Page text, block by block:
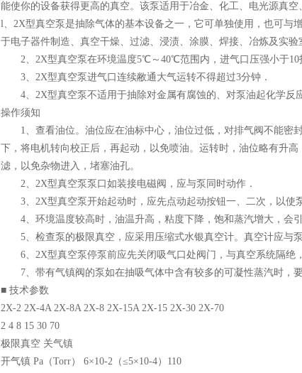
能使你的设备获得更高的真空。该泵适用于冶金、化工、电光源真
l、2X型真空泵是抽除气体的基本设备之一，它可单独使用，也可与
于电子器件制造、真空干燥、过滤、浸渍、涂膜、焊接、冶炼及实验
2、2X型真空泵在环境温度5℃～40℃范围内，进气口压强小于10
3、2X型真空泵进气口连续敝通大气运转不得超过3分钟．
4、2X型真空泵不适用于抽除对金属有腐蚀的、对泵油起化学反
操作须知
1、查看油位。油位应在油标中心，油位过低，对排气阀不能密
下，将电机转向校正后，再起动，以免喷油。运转时，油位略有升
滤，以免杂物进入，堵塞油孔。
2、2X型真空泵泵口如装接电磁阀，应与泵同时动作．
3、2X型真空泵开始起动时，应先点动起动按钮一、二次，以使
4、环境温度较高时，油温升高，粘度下降，饱和蒸汽增大，会引
5、检查泵的极限真空，应采用压缩式水银真空计。真空计应与泵
6、2X型真空泵停泵前应先关闭吸气口处阀门，与真空系统隔绝，
7、带有气镇阀的泵如在抽吸气体中含有较多的可凝性蒸汽时，
■ 技术参数
2X-2 2X-4A 2X-8A 2X-8 2X-15A 2X-15 2X-30 2X-70
2 4 8 15 30 70
极限真空 关气镇
开气镇 Pa（Torr） 6×10-2（≤5×10-4）110